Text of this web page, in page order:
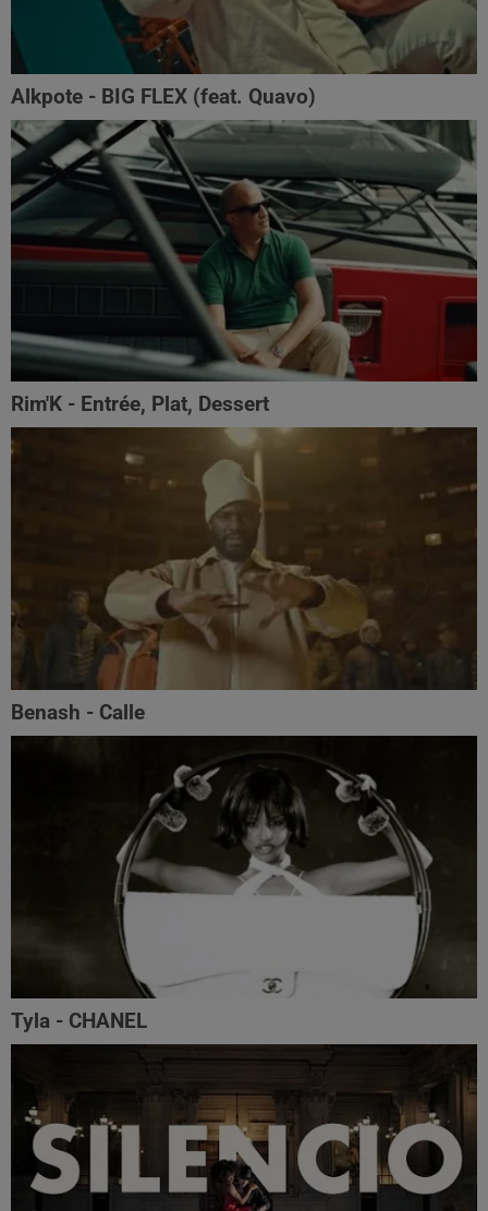
Alkpote - BIG FLEX (feat. Quavo)
Rim'K - Entrée, Plat, Dessert
Benash - Calle
Tyla - CHANEL